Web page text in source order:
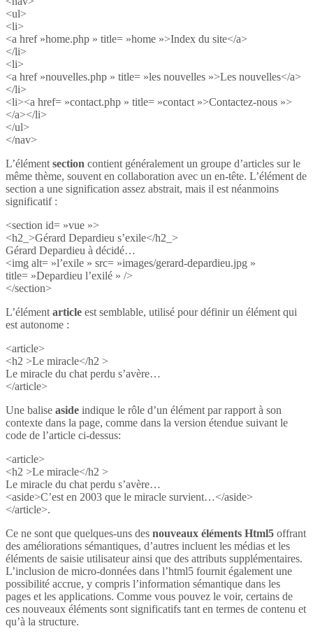
<ul>
<li>
<a href »home.php » title= »home »>Index du site</a>
</li>
<li>
<a href »nouvelles.php » title= »les nouvelles »>Les nouvelles</a>
</li>
<li><a href= »contact.php » title= »contact »>Contactez-nous »>
</a></li>
</ul>
</nav>
L’élément section contient généralement un groupe d’articles sur le
même thème, souvent en collaboration avec un en-tête. L’élément de
section a une signification assez abstrait, mais il est néanmoins
significatif :
<section id= »vue »>
<h2_>Gérard Depardieu s’exile</h2_>
Gérard Depardieu à décidé…
<img alt= »l’exile » src= »images/gerard-depardieu.jpg »
title= »Depardieu l’exilé » />
</section>
L’élément article est semblable, utilisé pour définir un élément qui
est autonome :
<article>
<h2 >Le miracle</h2 >
Le miracle du chat perdu s’avère…
</article>
Une balise aside indique le rôle d’un élément par rapport à son
contexte dans la page, comme dans la version étendue suivant le
code de l’article ci-dessus:
<article>
<h2 >Le miracle</h2 >
Le miracle du chat perdu s’avère…
<aside>C’est en 2003 que le miracle survient…</aside>
</article>.
Ce ne sont que quelques-uns des nouveaux éléments Html5 offrant
des améliorations sémantiques, d’autres incluent les médias et les
éléments de saisie utilisateur ainsi que des attributs supplémentaires.
L’inclusion de micro-données dans l’html5 fournit également une
possibilité accrue, y compris l’information sémantique dans les
pages et les applications. Comme vous pouvez le voir, certains de
ces nouveaux éléments sont significatifs tant en termes de contenu et
qu’à la structure.